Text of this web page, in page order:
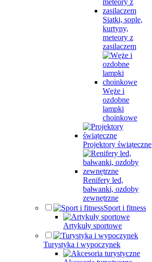
Siatki, sople,
kurtyny,
meteory z
zasilaczem
Węże i
ozdobne
lampki
choinkowe
Projektory świąteczne
Renifery led,
bałwanki, ozdoby
zewnętrzne
Sport i fitness
Artykuły sportowe
Turystyka i wypoczynek